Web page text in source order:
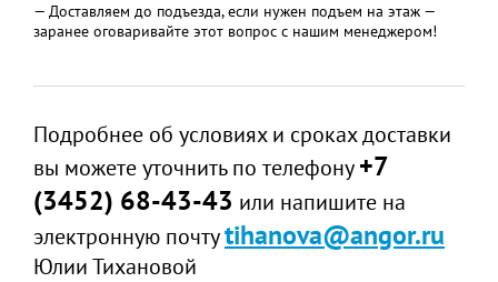
— Доставляем до подъезда, если нужен подъем на этаж —
заранее оговаривайте этот вопрос с нашим менеджером!
Подробнее об условиях и сроках доставки
вы можете уточнить по телефону+7
(3452) 68-43-43 или напишите на
электронную почтуtihanova@angor.ru
Юлии Тихановой